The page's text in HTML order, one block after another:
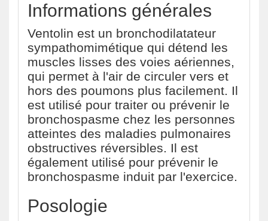
Informations générales
Ventolin est un bronchodilatateur
sympathomimétique qui détend les
muscles lisses des voies aériennes,
qui permet à l'air de circuler vers et
hors des poumons plus facilement. Il
est utilisé pour traiter ou prévenir le
bronchospasme chez les personnes
atteintes des maladies pulmonaires
obstructives réversibles. Il est
également utilisé pour prévenir le
bronchospasme induit par l'exercice.
Posologie